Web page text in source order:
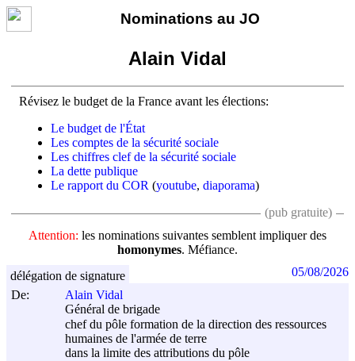
Nominations au JO
Alain Vidal
Révisez le budget de la France avant les élections:
Le budget de l'État
Les comptes de la sécurité sociale
Les chiffres clef de la sécurité sociale
La dette publique
Le rapport du COR (youtube, diaporama)
(pub gratuite)
Attention: les nominations suivantes semblent impliquer des
homonymes. Méfiance.
De:
Alain Vidal
Général de brigade
chef du pôle formation de la direction des ressources
humaines de l'armée de terre
dans la limite des attributions du pôle
délégation de signature 05/08/2026